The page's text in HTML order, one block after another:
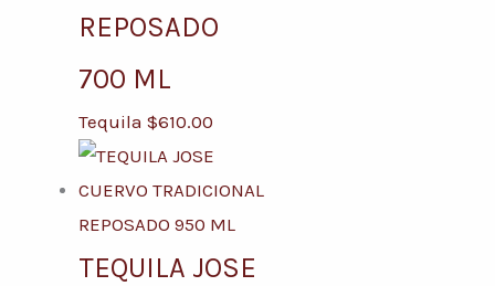
REPOSADO
700 ML
Tequila $610.00
TEQUILA JOSE